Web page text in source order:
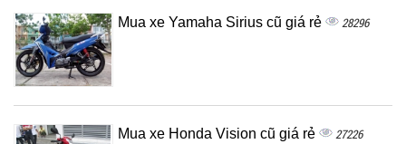
Mua xe Yamaha Sirius cũ giá rẻ 28296
Mua xe Honda Vision cũ giá rẻ 27226